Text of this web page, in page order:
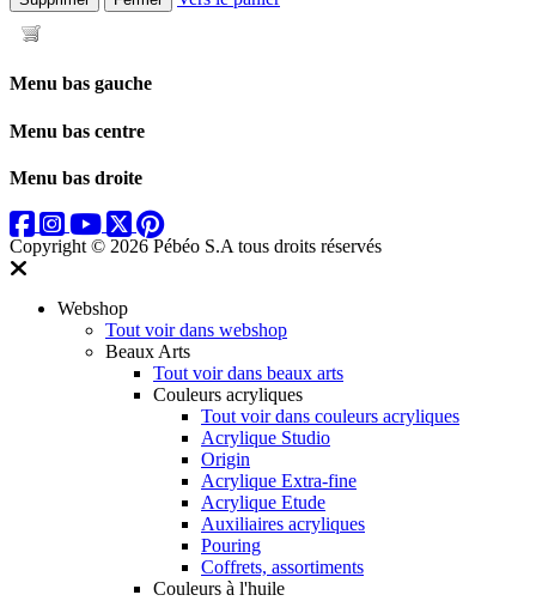
Menu bas gauche
Menu bas centre
Menu bas droite
Copyright © 2026 Pébéo S.A tous droits réservés
Webshop
Tout voir dans webshop
Beaux Arts
Tout voir dans beaux arts
Couleurs acryliques
Tout voir dans couleurs acryliques
Acrylique Studio
Origin
Acrylique Extra-fine
Acrylique Etude
Auxiliaires acryliques
Pouring
Coffrets, assortiments
Couleurs à l'huile